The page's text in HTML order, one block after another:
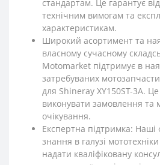
стандартам. Це гарантує
технічним вимогам та
характеристикам.
Широкий асортимент та
власному сучасному
Motomarket підтримує в
затребуваних
для Shineray XY150ST-3A.
виконувати замовлення та
очікування.
Експертна підтримка: Наші
знання в галузі
надати кваліфіковану